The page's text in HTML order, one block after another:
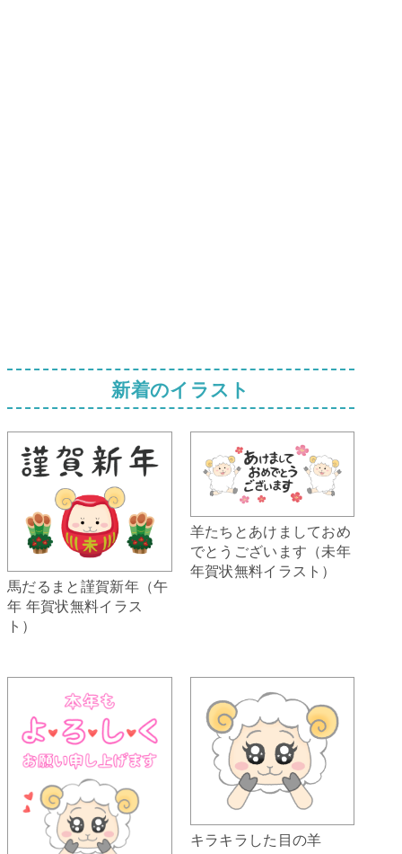
新着のイラスト
馬だるまと謹賀新年（午
年 年賀状無料イラス
ト）
羊たちとあけましておめ
でとうございます（未年
年賀状無料イラスト）
キラキラした目の羊